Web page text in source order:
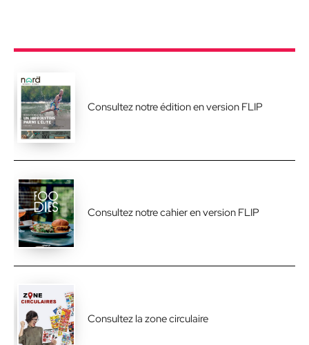
Consultez notre édition en version FLIP
Consultez notre cahier en version FLIP
Consultez la zone circulaire